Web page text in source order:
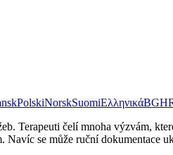
PolskiNorskSuomiΕλληνικάBG
Terapeuti čelí mnoha výzvám,
se může ruční dokumentace